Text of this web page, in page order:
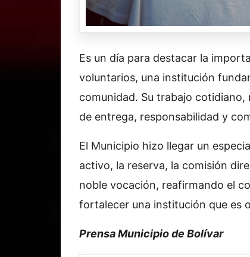
Es un día para destacar la
voluntarios, una institución
comunidad. Su trabajo cotidiano,
de entrega, responsabilidad y
El Municipio hizo llegar un
activo, la reserva, la comisión
noble vocación, reafirmando el
fortalecer una institución que es
Prensa Municipio de Bolívar